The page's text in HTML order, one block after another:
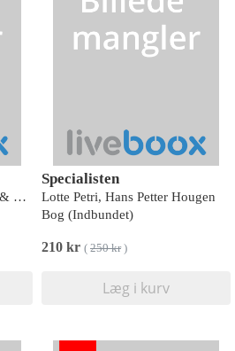
Hanne Andreassen Hjelmås & Torunn Steinsland
Specialisten
Lotte Petri, Hans Petter Hougen
Bog (Indbundet)
210 kr ( 250 kr)
Læg i kurv